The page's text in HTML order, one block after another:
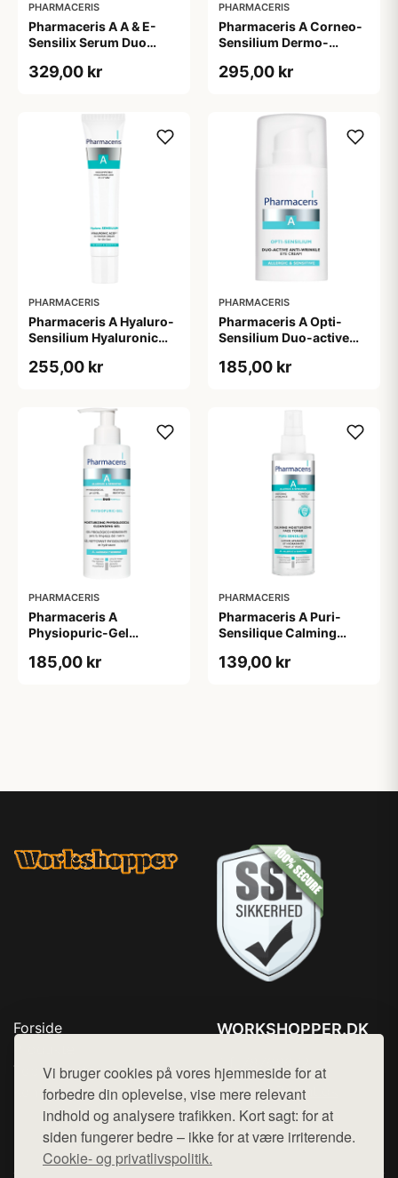
Vi bruger cookies på vores hjemmeside for at
forbedre din oplevelse, vise mere relevant
indhold og analysere trafikken. Kort sagt: for at
siden fungerer bedre – ikke for at være irriterende.
Cookie- og privatlivspolitik.
PHARMACERIS
Pharmaceris A A & E-
Sensilix Serum Duo
329,00 kr
PHARMACERIS
Pharmaceris A Corneo-
Sensilium Dermo-
Cream (75 ml)
295,00 kr
PHARMACERIS
Pharmaceris A Hyaluro-
Sensilium Hyaluronic
255,00 kr
PHARMACERIS
Pharmaceris A Opti-
Sensilium Duo-active
(15 ml)
185,00 kr
PHARMACERIS
Pharmaceris A
Physiopuric-Gel
Physiological Cleansing
185,00 kr
PHARMACERIS
Pharmaceris A Puri-
Sensilique Calming
(200 ml)
139,00 kr
Forside
Top Rabatter
Kontakt
WORKSHOPPER.DK
Mail: hej@want.dk
Cookie- og privatlivspolitik